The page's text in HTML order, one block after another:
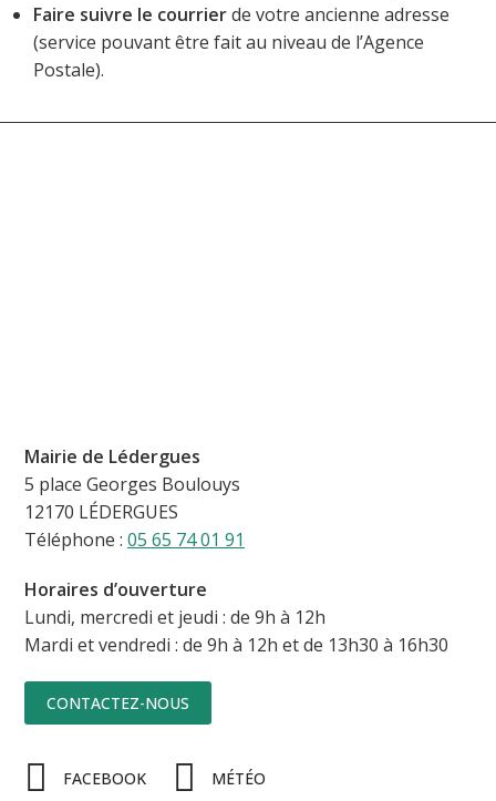
Faire suivre le courrierde votre ancienne adresse
(service pouvant être fait au niveau de l’Agence
Postale).
Mairie de Lédergues
5 place Georges Boulouys
12170 LÉDERGUES
Téléphone : 05 65 74 01 91
Horaires d’ouverture
Lundi, mercredi et jeudi : de 9h à 12h
Mardi et vendredi : de 9h à 12h et de 13h30 à 16h30
CONTACTEZ-NOUS
FACEBOOK MÉTÉO